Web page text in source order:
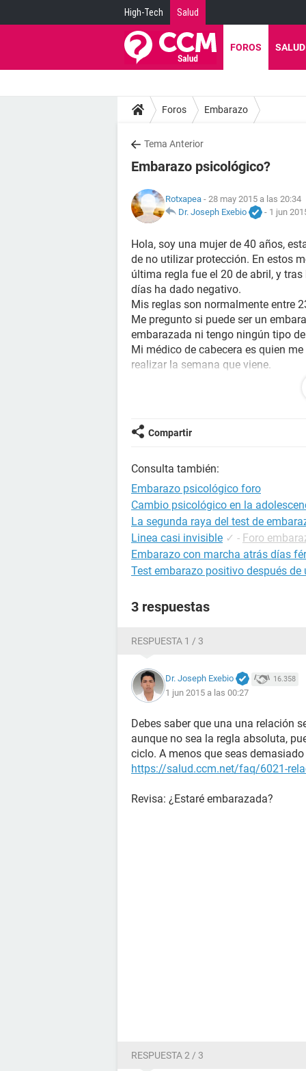
High-Tech Salud
FOROS SALUD
Foros Embarazo
Tema Anterior
Embarazo psicológico?
Rotxapea - 28 may 2015 a las 20:34
Dr. Joseph Exebio
- 1 jun
Hola, soy una mujer de 40 años,
de no utilizar protección. En estos
última regla fue el 20 de abril, y
días ha dado negativo.
Mis reglas son normalmente entre
Me pregunto si puede ser un
embarazada ni tengo ningún tipo
Mi médico de cabecera es quien
realizar la semana que viene.
también lo he achacado a mi
diferente a la semana anterior a la
hinchazón, pero nada alarmante.
de un par de días, con poco flujo y
Mi duda es embarazo psicológico
Aunque el porcentaje de que de un
Hoy también me han comentado
ginecológico porque no se
problema previo.
A ver si me podéis ayudar en algo...
Gracias
Compartir
Consulta también:
Embarazo psicológico foro
Cambio psicológico en la
La segunda raya del test de
Linea casi invisible ✓ - Foro
Embarazo con marcha atrás días
Test embarazo positivo después
3 respuestas
RESPUESTA 1 / 3
Dr. Joseph Exebio 16.358
1 jun 2015 a las 00:27
Debes saber que una una relación
aunque no sea la regla absoluta,
ciclo. A menos que seas
https://salud.ccm.net/faq/6021-
Revisa: ¿Estaré embarazada?
RESPUESTA 2 / 3